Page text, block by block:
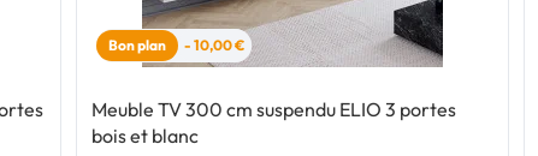
Bon plan - 10,00 €
Meuble TV 300 cm suspendu ELIO 3 portes
bois et blanc